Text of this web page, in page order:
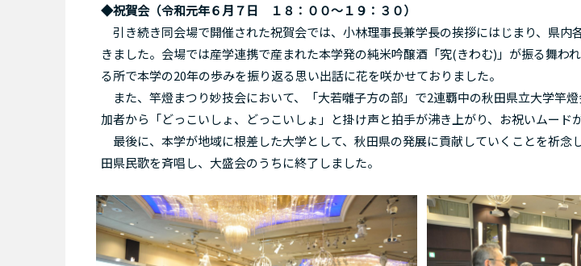
◆祝賀会（令和元年６月７日
１８：００～１９：３０）
引き続き同会場で開催された祝賀会では、小林理事長兼学長の挨拶にはじまり、県内
きました。会場では産学連携で産まれた本学発の純米吟醸酒「究(きわむ)」が振る舞わ
る所で本学の20年の歩みを振り返る思い出話に花を咲かせておりました。
また、竿燈まつり妙技会において、「大若囃子方の部」で2連覇中の秋田県立大学竿
加者から「どっこいしょ、どっこいしょ」と掛け声と拍手が沸き上がり、お祝いムード
最後に、本学が地域に根差した大学として、秋田県の発展に貢献していくことを祈念
田県民歌を斉唱し、大盛会のうちに終了しました。